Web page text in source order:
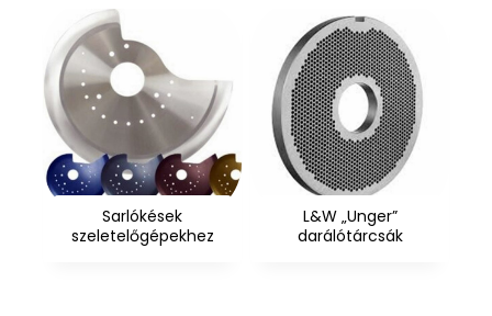
Sarlókések
szeletelőgépekhez
L&W „Unger”
darálótárcsák